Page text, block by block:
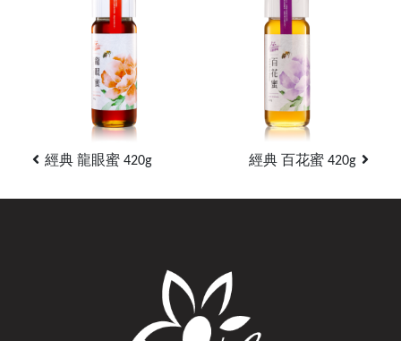
經典 龍眼蜜 420g 經典 百花蜜 420g